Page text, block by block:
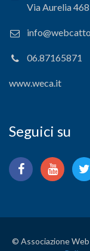
Via Aurelia
06.87165871
www.weca.it
Seguici su
© Associazione